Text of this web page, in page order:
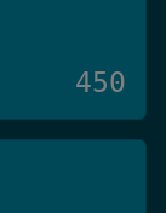
450